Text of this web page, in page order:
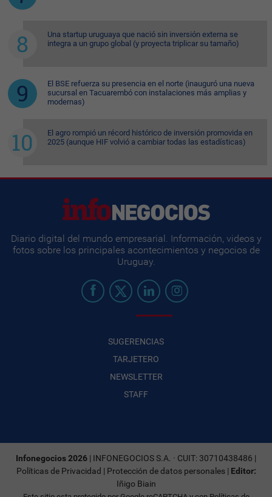
Una startup uruguaya que nació sin inversión externa se
integra a un grupo global (y proyecta triplicar su tamaño)
El BSE refuerza su presencia en el norte (inauguró una nueva
sucursal en Tacuarembó con instalaciones más amplias y
modernas)
El agro rompió un récord histórico de inversión promovida en
2025 (aunque HIF volvió a cambiar todas las estadísticas)
Diario digital del mundo empresarial. Información, videos y
fotos sobre los principales acontecimientos y negocios de
Uruguay.
SUGERENCIAS
TARJETERO
NEWSLETTER
STAFF
Infonegocios 2026 | INFONEGOCIOS S.A. · CUIT: 30710438486 |
Políticas de Privacidad | Protección de datos personales| Editor:
Iñigo Biain